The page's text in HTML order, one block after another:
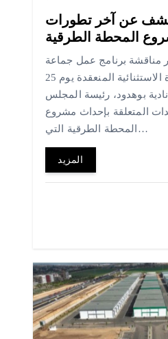
عن آخر تطورات
المحطة الطرقية
مناقشة برنامج عمل جماعة
أولاد تايمة خلال الدورة الاستثنائية المنعقدة يوم 25
كشفت نادية بوهدود، رئيسة المجلس
المتعلقة بإحداث مشروع
المحطة الطرقية التي…
المزيد